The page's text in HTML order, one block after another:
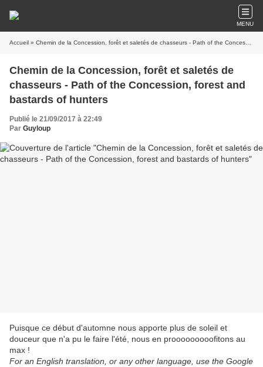
MENU
Accueil » Chemin de la Concession, forêt et saletés de chasseurs - Path of the Concession, forest and bastards of hunters
Chemin de la Concession, forêt et saletés de
chasseurs - Path of the Concession, forest and
bastards of hunters
Publié le 21/09/2017 à 22:49
Par Guyloup
Puisque ce début d'automne nous apporte plus de soleil et
douceur que n'a pu le faire l'été, nous en prooooooooofitons au
max !
For an English translation, or any other language, use the Google